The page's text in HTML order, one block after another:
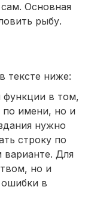
Основная
рыбу.
тексте ниже:
функции в том,
по имени, но и
нужно
строку по
Для
но и
ошибки в